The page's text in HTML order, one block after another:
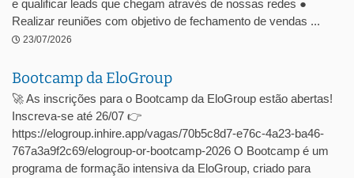
e qualificar leads que chegam através de nossas redes ●
Realizar reuniões com objetivo de fechamento de vendas ...
23/07/2026
Bootcamp da EloGroup
🚀 As inscrições para o Bootcamp da EloGroup estão abertas!
Inscreva-se até 26/07 👉
https://elogroup.inhire.app/vagas/70b5c8d7-e76c-4a23-ba46-
767a3a9f2c69/elogroup-or-bootcamp-2026 O Bootcamp é um
programa de formação intensiva da EloGroup, criado para